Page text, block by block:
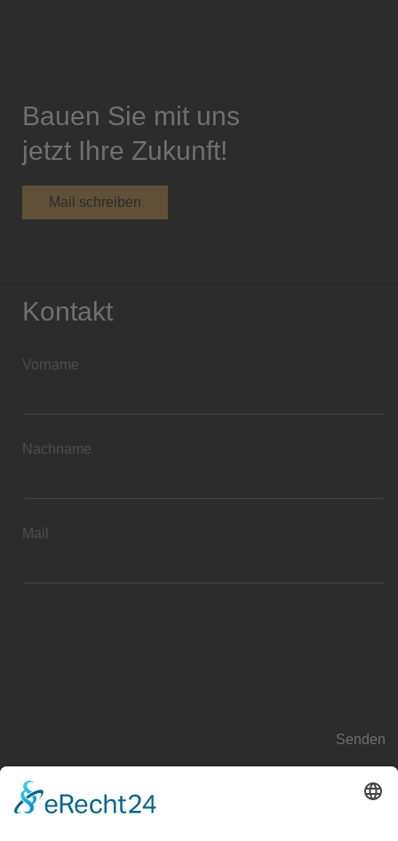
Bauen Sie mit uns
jetzt Ihre Zukunft!
Mail schreiben
Kontakt
Vorname
Nachname
Mail
Senden